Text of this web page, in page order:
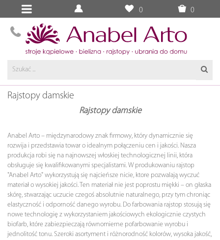
0 0
Rajstopy damskie
Rajstopydamskie
Anabel Arto – międzynarodowy znak firmowy, który dynamicznie się
rozwija i przedstawia towar o idealnym połączeniu cen i jakości. Nasza
produkcja robi się na najnowszej włoskiej technologicznej linii, która
obsługuje się kwalifikowanymi specjalistami. W produkowaniu rajstop
"Anabel Arto" wykorzystują się najcieńsze nicie, ktore pozwalają wyczuć
materiał o wysokiej jakości. Ten materiał nie jest poprostu miękki – on głaska
skórę, stwarzając uczucie czegoś absolutnie naturalnego, przy tym chroniąc
elastyczność i odporność danego wyrobu. Do farbowania rajstop stosują się
nowe technologię z wykorzystaniem jakościowych ekologicznie czystych
biofarb, które zabiezpieczają równomierne pofarbowanie wyrobu i
jednolitość tonu. Szeroki asortyment i różnorodność kolorów, wysoka jakość,